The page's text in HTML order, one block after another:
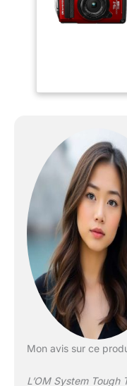
Mon avis sur ce
L’OM System